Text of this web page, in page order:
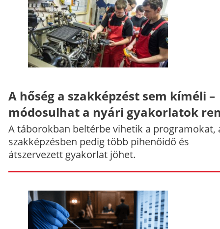
A hőség a szakképzést sem kíméli –
módosulhat a nyári gyakorlatok
A táborokban beltérbe vihetik a programokat,
szakképzésben pedig több pihenőidő és
átszervezett gyakorlat jöhet.